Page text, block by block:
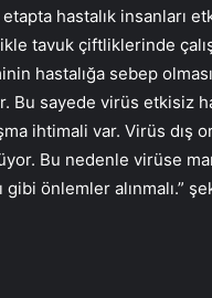
hastalık insanları
tavuk çiftliklerinde
hastalığa sebep
Bu sayede virüs etkisiz
ihtimali var. Virüs dış
Bu nedenle virüse
önlemler alınmalı.”